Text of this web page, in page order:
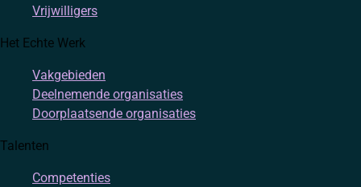
Vrijwilligers
Het Echte Werk
Vakgebieden
Deelnemende organisaties
Doorplaatsende organisaties
Talenten
Competenties